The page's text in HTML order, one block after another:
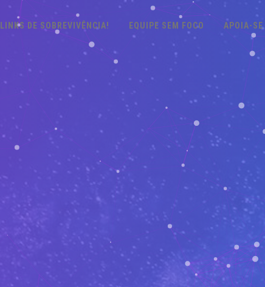
LINKS DE SOBREVIVÊNCIA! EQUIPE SEM FOCO APOIA-SE